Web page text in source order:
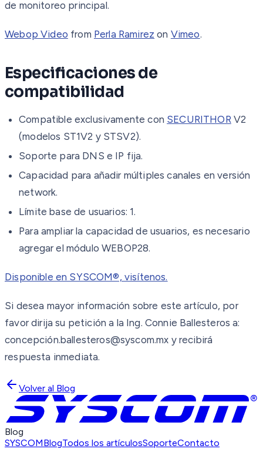
de monitoreo principal.
Webop Video from Perla Ramirez on Vimeo.
Especificaciones de
compatibilidad
Compatible exclusivamente con SECURITHOR V2
(modelos ST1V2 y STSV2).
Soporte para DNS e IP fija.
Capacidad para añadir múltiples canales en versión
network.
Límite base de usuarios: 1.
Para ampliar la capacidad de usuarios, es necesario
agregar el módulo WEBOP28.
Disponible en SYSCOM®, visítenos.
Si desea mayor información sobre este artículo, por
favor dirija su petición a la Ing. Connie Ballesteros a:
concepción.ballesteros@syscom.mx y recibirá
respuesta inmediata.
Volver al Blog
Blog
SYSCOMBlogTodos los artículosSoporteContacto